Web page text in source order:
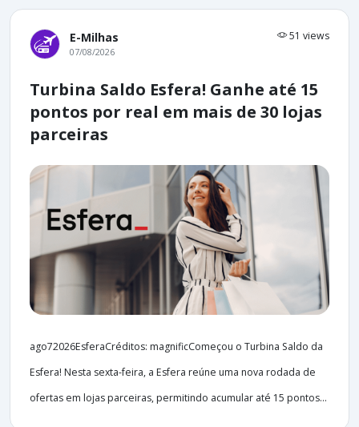
E-Milhas 51 views
07/08/2026
Turbina Saldo Esfera! Ganhe até 15
pontos por real em mais de 30 lojas
parceiras
ago72026EsferaCréditos: magnificComeçou o Turbina Saldo da
Esfera! Nesta sexta-feira, a Esfera reúne uma nova rodada de
ofertas em lojas parceiras, permitindo acumular até 15 pontos...